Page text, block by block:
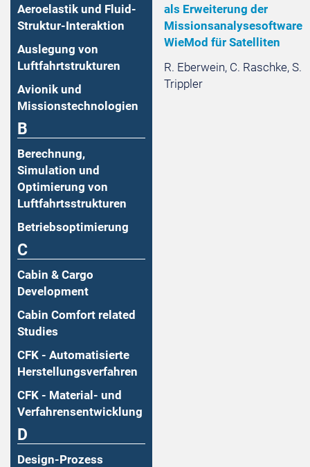
Aeroelastik und Fluid-
Struktur-Interaktion
Auslegung von
Luftfahrtstrukturen
Avionik und
Missionstechnologien
B
Berechnung,
Simulation und
Optimierung von
Luftfahrtsstrukturen
Betriebsoptimierung
C
Cabin & Cargo
Development
Cabin Comfort related
Studies
CFK - Automatisierte
Herstellungsverfahren
CFK - Material- und
Verfahrensentwicklung
D
Design-Prozess
als Erweiterung der
Missionsanalysesoftware
WieMod für Satelliten
R. Eberwein, C. Raschke, S.
Trippler